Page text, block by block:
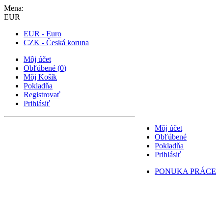
Mena:
EUR
EUR - Euro
CZK - Česká koruna
Môj účet
Obľúbené (0)
Môj Košík
Pokladňa
Registrovať
Prihlásiť
Môj účet
Obľúbené
Pokladňa
Prihlásiť
PONUKA PRÁCE